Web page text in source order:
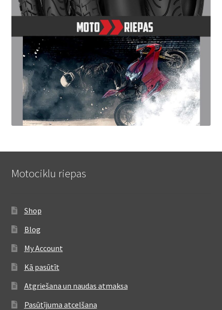
Motociklu riepas
Shop
Blog
My Account
Kā pasūtīt
Atgriešana un naudas atmaksa
Pasūtījuma atcelšana